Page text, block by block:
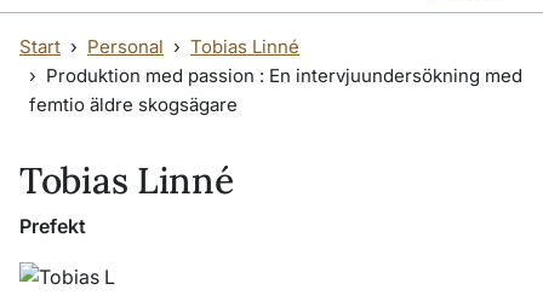
Start Personal
Tobias Linné
Produktion med passion : En intervjuundersökning med
femtio äldre skogsägare
Tobias Linné
Prefekt